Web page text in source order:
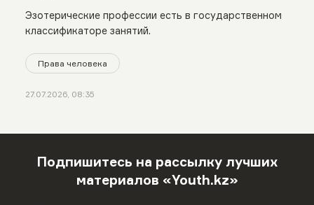
Эзотерические профессии есть в государственном
классификаторе занятий.
Права человека
27.07.2026, 08:35
Подпишитесь на рассылку лучших
материалов «Youth.kz»